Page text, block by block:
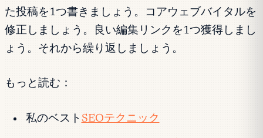
た投稿を1つ書きましょう。コアウェブバイタルを
修正しましょう。良い編集リンクを1つ獲得しまし
ょう。それから繰り返しましょう。
もっと読む：
私のベスト SEOテクニック